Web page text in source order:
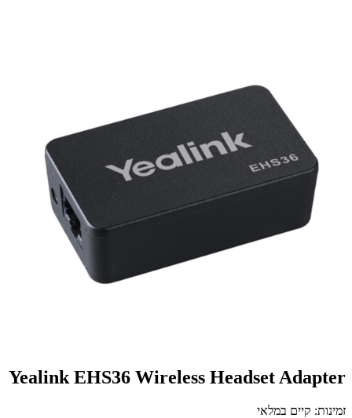
Yealink EHS36 Wireless Headset Adapter
זמינות: קיים במלאי